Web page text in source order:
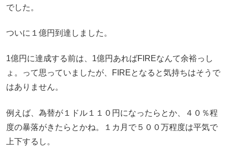
でした。
ついに１億円到達しました。
1億円に達成する前は、1億円あればFIREなんて余裕っし
ょ。って思っていましたが、FIREとなると気持ちはそうで
はありません。
例えば、為替が１ドル１１０円になったらとか、４０％程
度の暴落がきたらとかね。１カ月で５００万程度は平気で
上下するし。